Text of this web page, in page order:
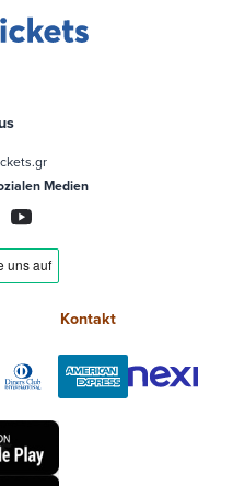
Medien
Kontakt